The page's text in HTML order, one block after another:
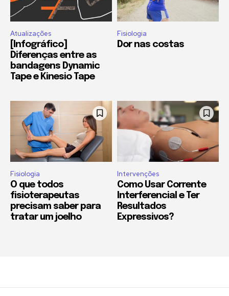
Atualizações
[Infográfico]
Diferenças entre as
bandagens Dynamic
Tape e Kinesio Tape
Fisiologia
Dor nas costas
Fisiologia
O que todos
fisioterapeutas
precisam saber para
tratar um joelho
Intervenções
Como Usar Corrente
Interferencial e Ter
Resultados
Expressivos?